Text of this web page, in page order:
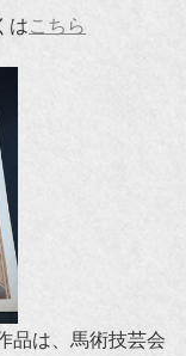
はこちら
品は、馬術技芸会